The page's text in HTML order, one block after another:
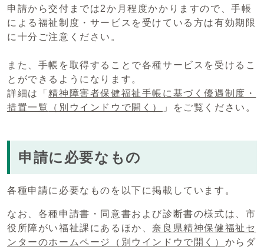
申請から交付までは2か月程度かかりますので、手帳
による福祉制度・サービスを受けている方は有効期限
に十分ご注意ください。
また、手帳を取得することで各種サービスを受けるこ
とができるようになります。
詳細は「精神障害者保健福祉手帳に基づく優遇制度・
措置一覧
（別ウインドウで開く） 」をご覧ください。
申請に必要なもの
各種申請に必要なものを以下に掲載しています。
なお、各種申請書・同意書および診断書の様式は、市
役所障がい福祉課にあるほか、奈良県精神保健福祉セ
ンターのホームページ
（別ウインドウで開く） からダ